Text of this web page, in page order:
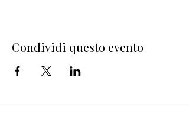
Condividi questo evento